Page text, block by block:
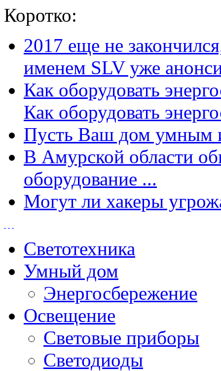
Коротко:
2017 еще не
именем SLV уже
Как оборудовать
Как оборудовать
Пусть Ваш дом умным
В Амурской области
оборудование ...
Могут ли хакеры
Светотехника
Умный дом
Энергосбережение
Освещение
Световые приборы
Светодиоды